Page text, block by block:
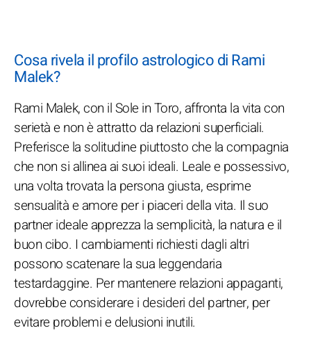
Cosa rivela il profilo astrologico di Rami
Malek?
Rami Malek, con il Sole in Toro, affronta la vita con
serietà e non è attratto da relazioni superficiali.
Preferisce la solitudine piuttosto che la compagnia
che non si allinea ai suoi ideali. Leale e possessivo,
una volta trovata la persona giusta, esprime
sensualità e amore per i piaceri della vita. Il suo
partner ideale apprezza la semplicità, la natura e il
buon cibo. I cambiamenti richiesti dagli altri
possono scatenare la sua leggendaria
testardaggine. Per mantenere relazioni appaganti,
dovrebbe considerare i desideri del partner, per
evitare problemi e delusioni inutili.